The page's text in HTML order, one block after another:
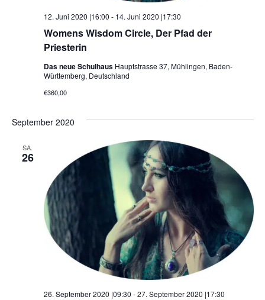
Womens Wisdom Circle, Der Pfad der
Priesterin
12. Juni 2020 |16:00 - 14. Juni 2020 |17:30
Das neue Schulhaus Hauptstrasse 37, Mühlingen, Baden-
Württemberg, Deutschland
€360,00
September 2020
SA.
26
26. September 2020 |09:30 -27. September 2020 |17:30